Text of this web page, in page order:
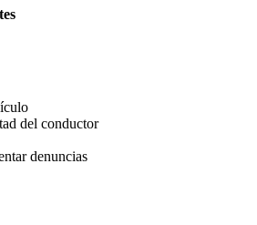
del conductor
denuncias